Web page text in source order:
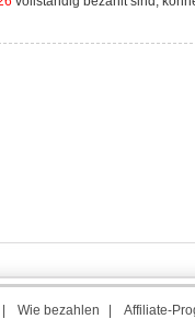
Wie bezahlen Affiliate-